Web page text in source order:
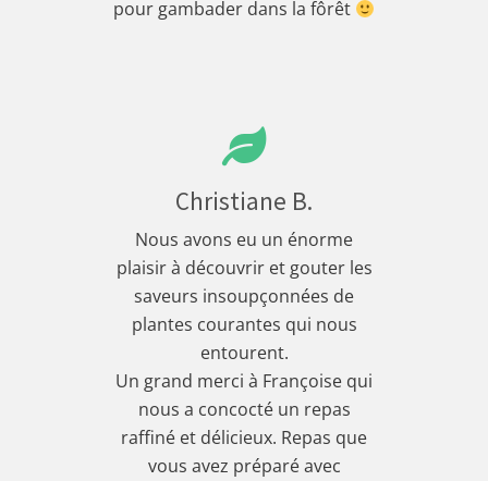
pour gambader dans la fôrêt
Christiane B.
Nous avons eu un énorme
plaisir à découvrir et gouter les
saveurs insoupçonnées de
plantes courantes qui nous
entourent.
Un grand merci à Françoise qui
nous a concocté un repas
raffiné et délicieux. Repas que
vous avez préparé avec